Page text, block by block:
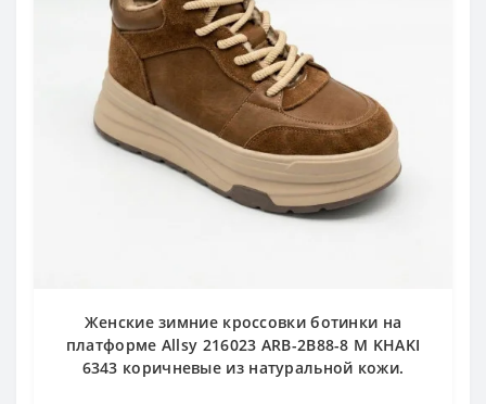
Женские зимние кроссовки ботинки на
платформе Allsy 216023 ARB-2B88-8 M KHAKI
6343 коричневые из натуральной кожи.